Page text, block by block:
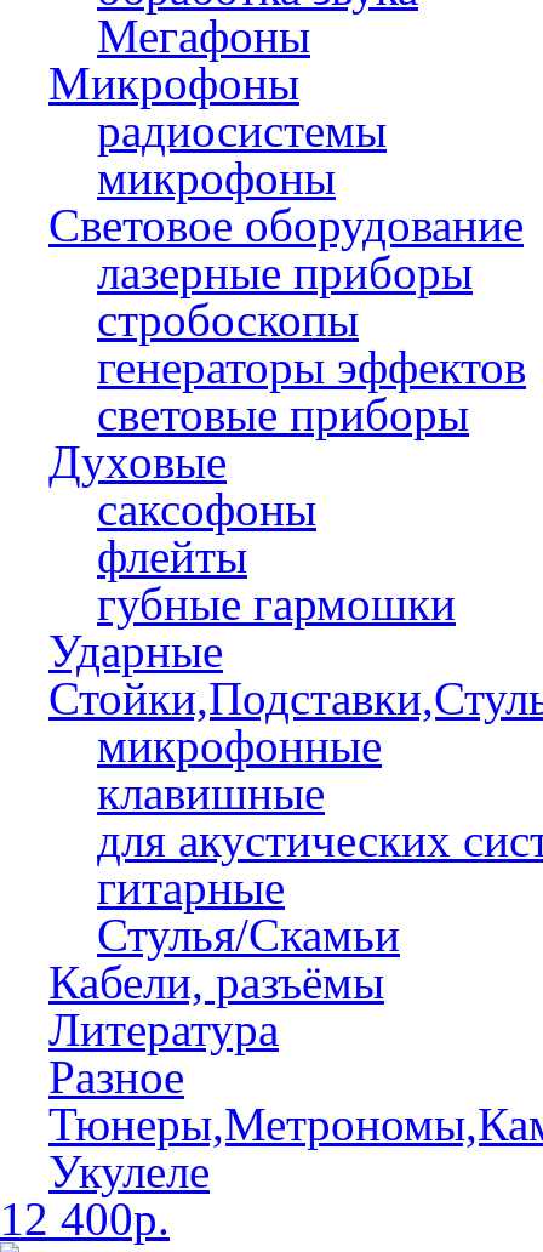
Мегафоны
Микрофоны
радиосистемы
микрофоны
Световое оборудование
лазерные приборы
стробоскопы
генераторы эффектов
световые приборы
Духовые
саксофоны
флейты
губные гармошки
Ударные
микрофонные
клавишные
для акустических
гитарные
Стулья/Скамьи
Кабели, разъёмы
Литература
Разное
Укулеле
12 400р.